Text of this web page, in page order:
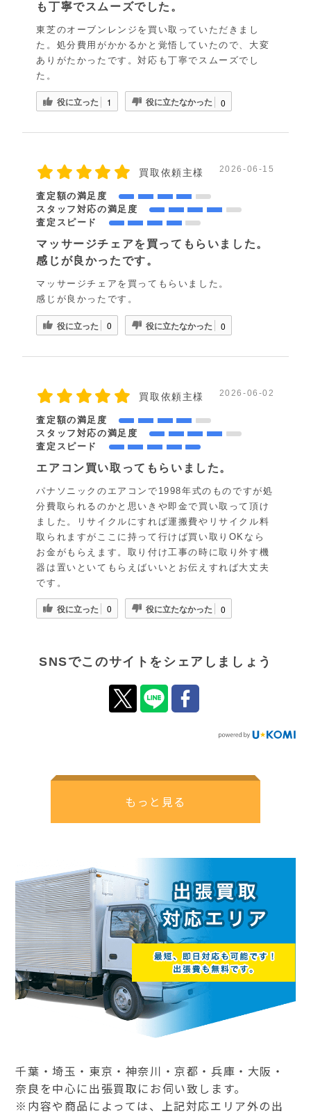
も丁寧でスムーズでした。
東芝のオーブンレンジを買い取っていただきまし
た。処分費用がかかるかと覚悟していたので、大変
ありがたかったです。対応も丁寧でスムーズでし
た。
役に立った 1 役に立たなかった 0
買取依頼主様 2026-06-15
査定額の満足度
スタッフ対応の満足度
査定スピード
マッサージチェアを買ってもらいました。
感じが良かったです。
マッサージチェアを買ってもらいました。
感じが良かったです。
役に立った 0 役に立たなかった 0
買取依頼主様 2026-06-02
査定額の満足度
スタッフ対応の満足度
査定スピード
エアコン買い取ってもらいました。
パナソニックのエアコンで1998年式のものですが処
分費取られるのかと思いきや即金で買い取って頂け
ました。リサイクルにすれば運搬費やリサイクル料
取られますがここに持って行けば買い取りOKなら
お金がもらえます。取り付け工事の時に取り外す機
器は置いといてもらえばいいとお伝えすれば大丈夫
です。
役に立った 0 役に立たなかった 0
SNSでこのサイトをシェアしましょう
もっと見る
千葉・埼玉・東京・神奈川・京都・兵庫・大阪・
奈良を中心に出張買取にお伺い致します。
※内容や商品によっては、上記対応エリア外の出